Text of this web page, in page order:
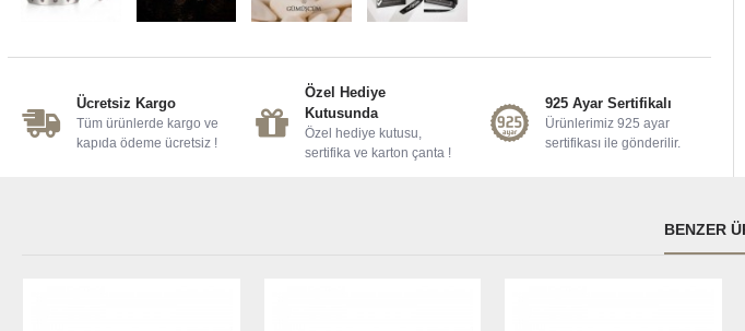
Ücretsiz Kargo
Tüm ürünlerde kargo ve
kapıda ödeme ücretsiz !
Özel Hediye
Kutusunda
Özel hediye kutusu,
sertifika ve karton çanta !
925 Ayar Sertifikalı
Ürünlerimiz 925 ayar
sertifikası ile gönderilir.
BENZER